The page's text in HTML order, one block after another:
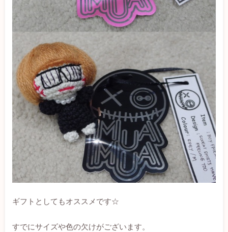
ギフトとしてもオススメです☆
すでにサイズや色の欠けがございます。